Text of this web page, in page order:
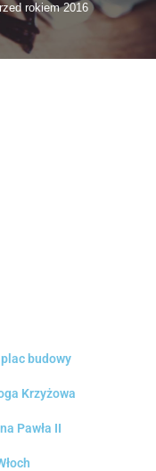
rokiem 2016
budowy
Krzyżowa
Pawła II